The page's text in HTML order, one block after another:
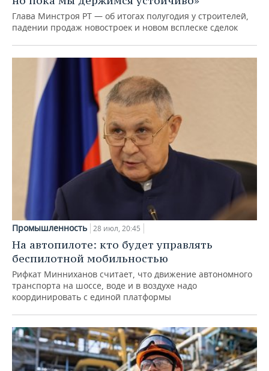
Глава Минстроя РТ — об итогах полугодия у строителей,
падении продаж новостроек и новом всплеске сделок
Промышленность 28 июл, 20:45
На автопилоте: кто будет управлять
беспилотной мобильностью
Рифкат Минниханов считает, что движение автономного
транспорта на шоссе, воде и в воздухе надо
координировать с единой платформы